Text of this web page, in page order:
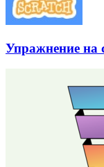
Упражнение на